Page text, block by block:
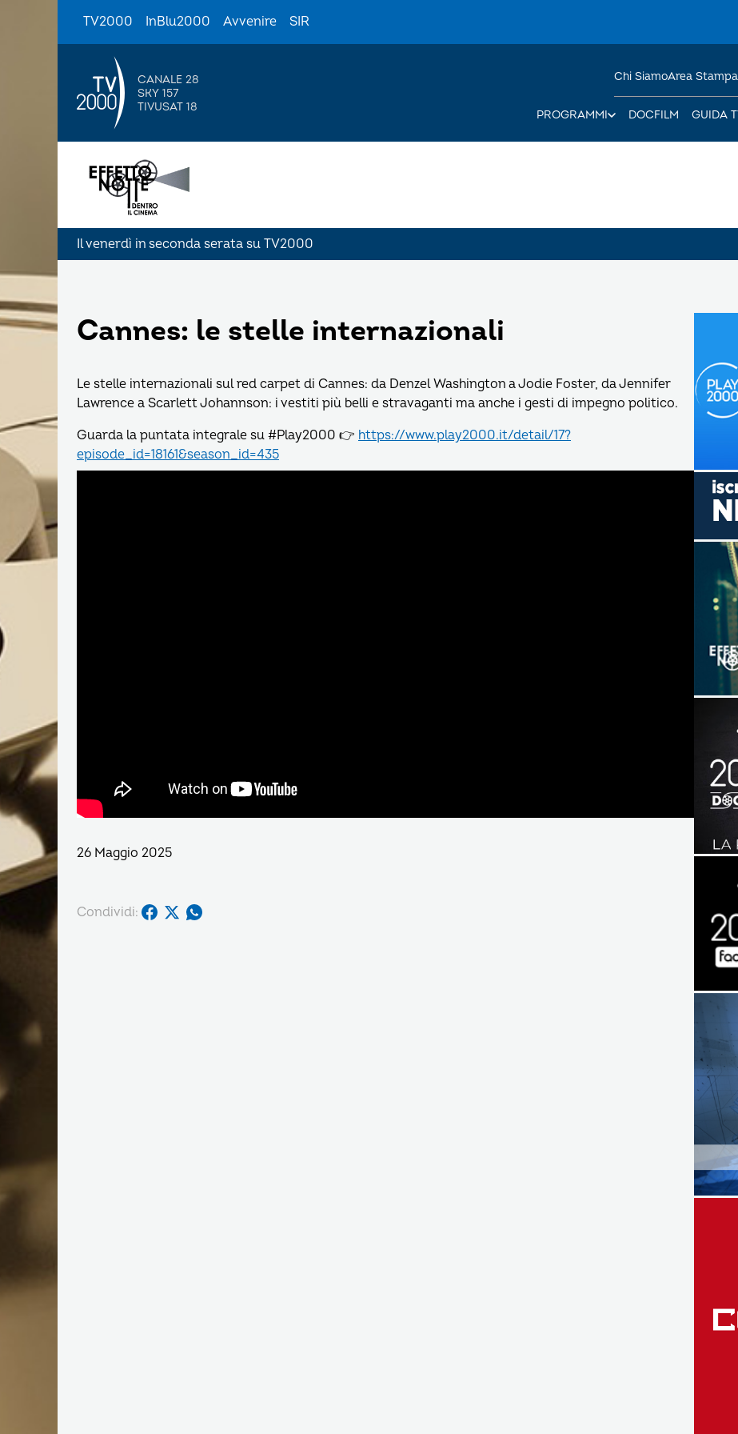
TV2000 InBlu2000 Avvenire SIR
CANALE 28
SKY 157
TIVUSAT 18
PROGRAMMI DOCFILM GUIDA
Chi SiamoArea Stampa
Il venerdì in seconda serata su TV2000
Cannes: le stelle internazionali
Le stelle internazionali sul red carpet di Cannes: da Denzel Washington a Jodie Foster, da Jennifer
Lawrence a Scarlett Johannson: i vestiti più belli e stravaganti ma anche i gesti di impegno politico.
Guarda la puntata integrale su #Play2000 👉 https://www.play2000.it/detail/17?
episode_id=18161&season_id=435
26 Maggio 2025
Condividi: